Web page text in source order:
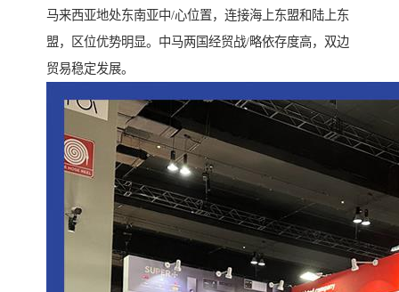
马来西亚地处东南亚中/心位置，连接海上东盟和陆上东
盟，区位优势明显。中马两国经贸战/略依存度高，双边
贸易稳定发展。